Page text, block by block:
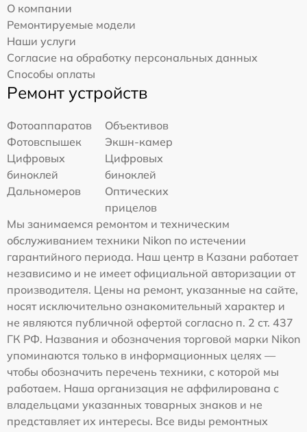
О компании
Ремонтируемые модели
Наши услуги
Согласие на обработку персональных данных
Способы оплаты
Ремонт устройств
Фотоаппаратов
Объективов
Фотовспышек
Экшн-камер
Цифровых
биноклей
Цифровых
биноклей
Дальномеров
Оптических
прицелов
Мы занимаемся ремонтом и техническим
обслуживанием техники Nikon по истечении
гарантийного периода. Наш центр в Казани работает
независимо и не имеет официальной авторизации от
производителя. Цены на ремонт, указанные на сайте,
носят исключительно ознакомительный характер и
не являются публичной офертой согласно п. 2 ст. 437
ГК РФ. Названия и обозначения торговой марки Nikon
упоминаются только в информационных целях —
чтобы обозначить перечень техники, с которой мы
работаем. Наша организация не аффилирована с
владельцами указанных товарных знаков и не
представляет их интересы. Все виды ремонтных